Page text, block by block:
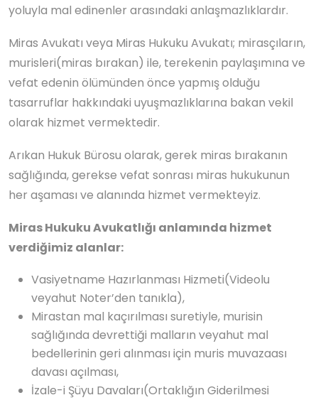
yoluyla mal edinenler arasındaki anlaşmazlıklardır.
Miras Avukatı veya Miras Hukuku Avukatı; mirasçıların,
murisleri(miras bırakan) ile, terekenin paylaşımına ve
vefat edenin ölümünden önce yapmış olduğu
tasarruflar hakkındaki uyuşmazlıklarına bakan vekil
olarak hizmet vermektedir.
Arıkan Hukuk Bürosu olarak, gerek miras bırakanın
sağlığında, gerekse vefat sonrası miras hukukunun
her aşaması ve alanında hizmet vermekteyiz.
Miras Hukuku Avukatlığı anlamında hizmet
verdiğimiz alanlar:
Vasiyetname Hazırlanması Hizmeti(Videolu
veyahut Noter’den tanıkla),
Mirastan mal kaçırılması suretiyle, murisin
sağlığında devrettiği malların veyahut mal
bedellerinin geri alınması için muris muvazaası
davası açılması,
İzale-i Şüyu Davaları(Ortaklığın Giderilmesi